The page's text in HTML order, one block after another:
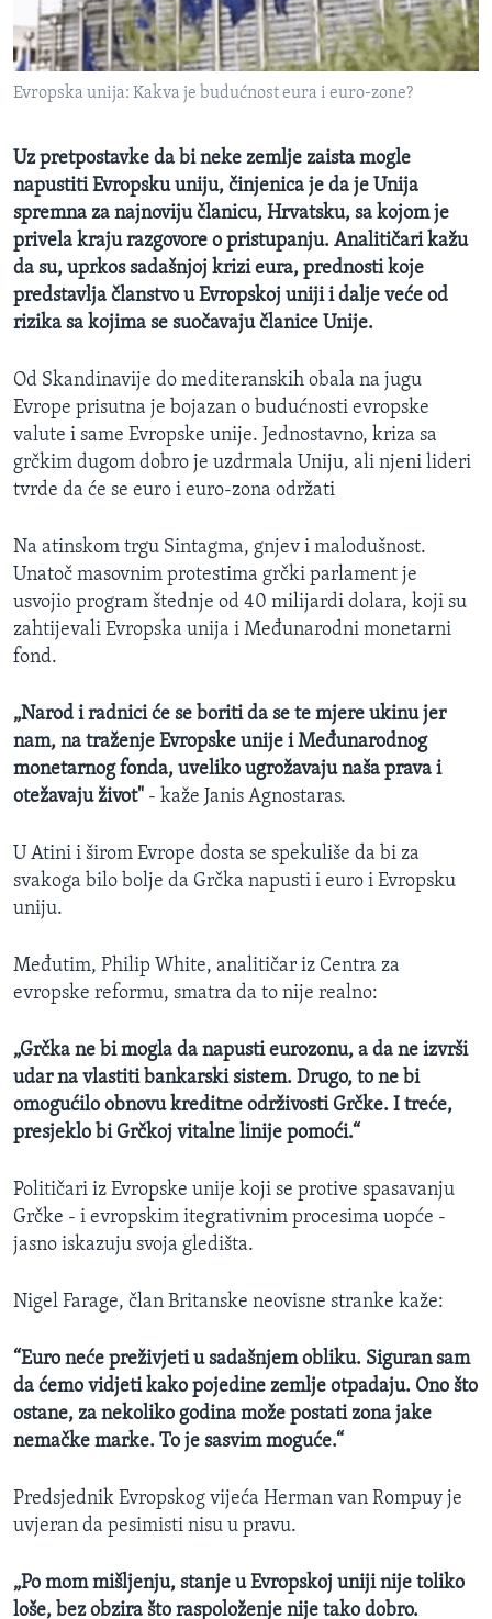
MAGAZIN
O GLASU AMERIKE
PRATITE NAS
Jezici
Evropska unija: Kakva je budućnost eura i euro-zone?
Uz pretpostavke da bi neke zemlje zaista mogle
napustiti Evropsku uniju, činjenica je da je Unija
spremna za najnoviju članicu, Hrvatsku, sa kojom je
privela kraju razgovore o pristupanju. Analitičari kažu
da su, uprkos sadašnjoj krizi eura, prednosti koje
predstavlja članstvo u Evropskoj uniji i dalje veće od
rizika sa kojima se suočavaju članice Unije.
Od Skandinavije do mediteranskih obala na jugu
Evrope prisutna je bojazan o budućnosti evropske
valute i same Evropske unije. Jednostavno, kriza sa
grčkim dugom dobro je uzdrmala Uniju, ali njeni lideri
tvrde da će se euro i euro-zona održati
Na atinskom trgu Sintagma, gnjev i malodušnost.
Unatoč masovnim protestima grčki parlament je
usvojio program štednje od 40 milijardi dolara, koji su
zahtijevali Evropska unija i Međunarodni monetarni
fond.
„Narod i radniciće se boriti da se te mjere ukinu jer
nam, na traženje Evropske unije i Međunarodnog
monetarnog fonda, uveliko ugrožavaju naša prava i
otežavajuživot" - kaže Janis Agnostaras.
U Atini i širom Evrope dosta se spekuliše da bi za
svakoga bilo bolje da Grčka napusti i euro i Evropsku
uniju.
Međutim, Philip White, analitičar iz Centra za
evropske reformu, smatra da to nije realno:
„Grčka ne bi mogla da napusti eurozonu, a da ne izvrši
udar na vlastiti bankarski sistem. Drugo, to ne bi
omogućilo obnovu kreditne održivosti Grčke. I treće,
presjeklo bi Grčkoj vitalne linije pomoći.“
Političari iz Evropske unije koji se protive spasavanju
Grčke - i evropskim itegrativnim procesima uopće -
jasno iskazuju svoja gledišta.
Nigel Farage, član Britanske neovisne stranke kaže:
“Euro neće preživjeti u sadašnjem obliku. Siguran sam
da ćemo vidjeti kako pojedine zemlje otpadaju. Ono što
ostane, za nekoliko godina može postati zona jake
nemačke marke. To je sasvim moguće.“
Predsjednik Evropskog vijeća Herman van Rompuy je
uvjeran da pesimisti nisu u pravu.
„Po mom mišljenju, stanje uEvropskoj uniji nije toliko
loše, bez obzira što raspoloženje nije tako dobro.